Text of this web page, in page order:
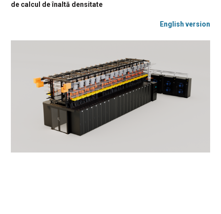
de calcul de înaltă densitate
English version